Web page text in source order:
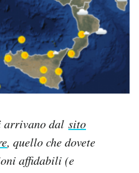
arrivano dal sito
, quello che dovete
affidabili (e